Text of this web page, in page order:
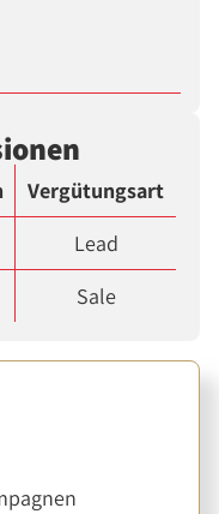
Vergütungsart
Lead
Sale